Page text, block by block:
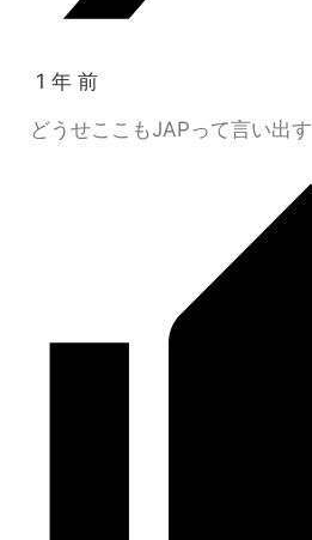
1 年 前
どうせここもJAPって言い出す